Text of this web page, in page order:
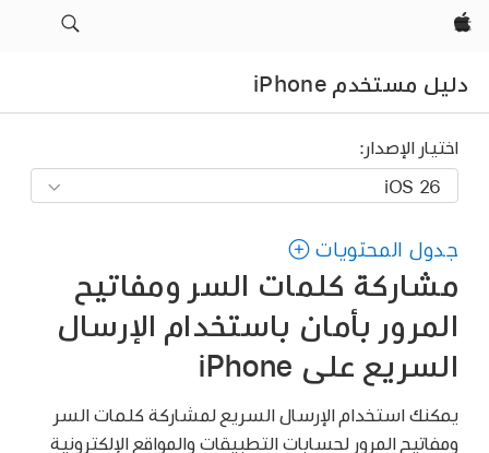
Apple‏
دليل مستخدم iPhone
اختيار الإصدار:
جدول المحتويات
مشاركة كلمات السر ومفاتيح
المرور بأمان باستخدام الإرسال
السريع على iPhone
يمكنك استخدام الإرسال السريع لمشاركة كلمات السر
ومفاتيح المرور لحسابات التطبيقات والمواقع الإلكترونية